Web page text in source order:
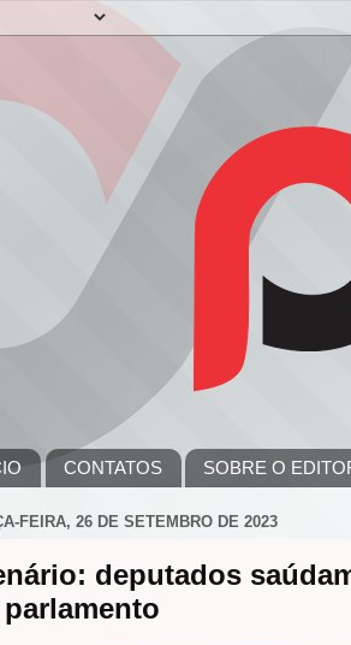
CONTATOS SOBRE O
FEIRA, 26 DE SETEMBRO DE 2023
deputados